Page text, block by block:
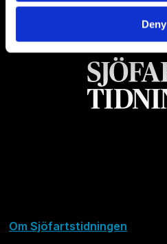
Deny
Om Sjöfartstidningen